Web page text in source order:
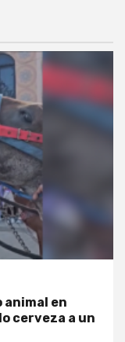
en
cerveza a un